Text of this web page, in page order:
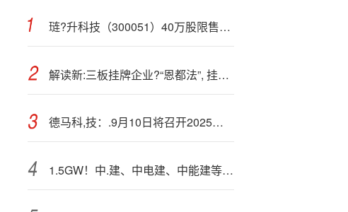
琏?升科技（300051）40万股限售股将于11月21日解禁，占总股本0.11%
解读新:三板挂牌企业?“恩都法”, 挂牌时间2025-11-07
德马科,技：.9月10日将召开2025年第一次临时股东大会
1.5GW！中.建、中电建、中能建等入围宁夏新能源基地项目EPC工程